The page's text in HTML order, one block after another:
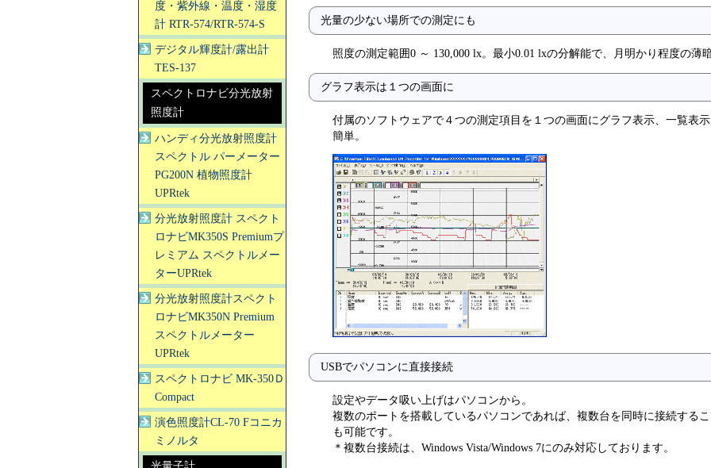
光量の少ない場所での測定にも
照度の測定範囲0 ～ 130,000 lx。最小0.01 lxの分解能で、月明かり程度の薄
グラフ表示は１つの画面に
付属のソフトウェアで４つの測定項目を１つの画面にグラフ表示、一覧表
簡単。
USBでパソコンに直接接続
設定やデータ吸い上げはパソコンから。
複数のポートを搭載しているパソコンであれば、複数台を同時に接続する
も可能です。
＊複数台接続は、Windows Vista/Windows 7にのみ対応しております。
度・紫外線・温度・湿度
計 RTR-574/RTR-574-S
デジタル輝度計/露出計
TES-137
スペクトロナビ分光放射
照度計
ハンディ分光放射照度計
スペクトル パーメーター
PG200N 植物照度計
UPRtek
分光放射照度計 スペクト
ロナビMK350S Premiumプ
レミアム スペクトルメー
ターUPRtek
分光放射照度計スペクト
ロナビMK350N Premium
スペクトルメーター
UPRtek
スペクトロナビ MK-350Ｄ
Compact
演色照度計CL-70 Fコニカ
ミノルタ